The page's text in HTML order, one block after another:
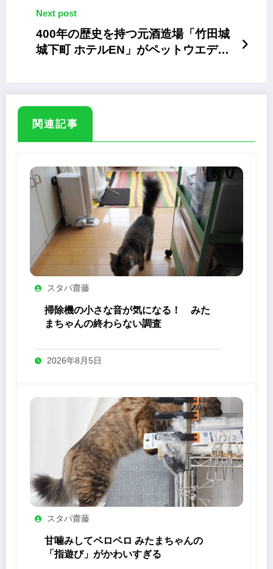
Next post
400年の歴史を持つ元酒造場「竹田城
城下町 ホテルEN」がペットウエディ
関連記事
スタパ齋藤
掃除機の小さな音が気になる！ みた
まちゃんの終わらない調査
2026年8月5日
スタパ齋藤
甘噛みしてペロペロ みたまちゃんの
「指遊び」がかわいすぎる